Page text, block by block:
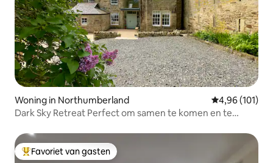
Woning in Northumberland Gemiddelde
4,96 (101)
Dark Sky Retreat Perfect om samen te komen en te
Topfavoriet van gasten
Favoriet van gasten